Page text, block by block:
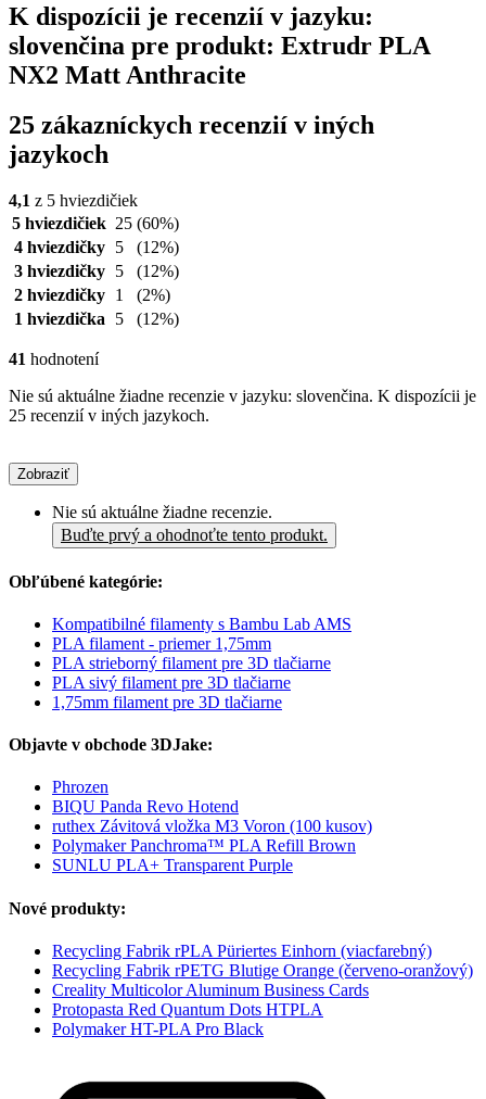
K dispozícii je recenzií v jazyku:
slovenčina pre produkt: Extrudr PLA
NX2 Matt Anthracite
25 zákazníckych recenzií v iných
jazykoch
4,1 z 5 hviezdičiek
5 hviezdičiek 25 (60%)
4 hviezdičky
5
(12%)
3 hviezdičky
5
(12%)
2 hviezdičky
1
(2%)
1 hviezdička
5 (12%)
41 hodnotení
Nie sú aktuálne žiadne recenzie v jazyku: slovenčina. K dispozícii je
25 recenzií v iných jazykoch.
Zobraziť
Nie sú aktuálne žiadne recenzie.
Buďte prvý a ohodnoťte tento produkt.
Obľúbené kategórie:
Kompatibilné filamenty s Bambu Lab AMS
PLA filament - priemer 1,75mm
PLA strieborný filament pre 3D tlačiarne
PLA sivý filament pre 3D tlačiarne
1,75mm filament pre 3D tlačiarne
Objavte v obchode 3DJake:
Phrozen
BIQU Panda Revo Hotend
ruthex Závitová vložka M3 Voron (100 kusov)
Polymaker Panchroma™ PLA Refill Brown
SUNLU PLA+ Transparent Purple
Nové produkty:
Recycling Fabrik rPLA Püriertes Einhorn (viacfarebný)
Recycling Fabrik rPETG Blutige Orange (červeno-oranžový)
Creality Multicolor Aluminum Business Cards
Protopasta Red Quantum Dots HTPLA
Polymaker HT-PLA Pro Black